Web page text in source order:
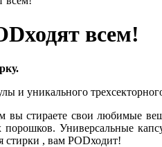
всем!
стираете свои любимые
Универсальные
стирки , вам PODходит!